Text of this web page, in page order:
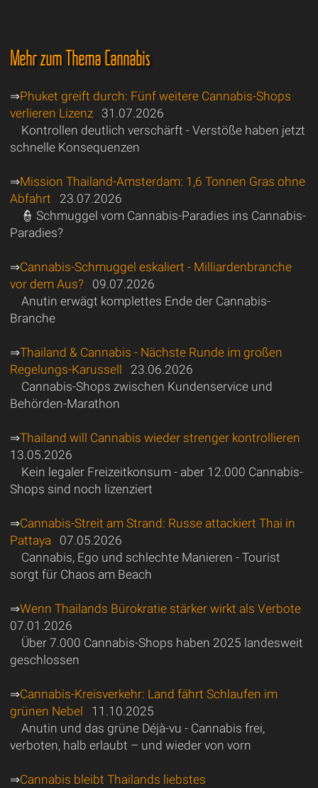
Mehr zum Thema Cannabis
⇒Phuket greift durch: Fünf weitere Cannabis-Shops
verlieren Lizenz31.07.2026
Kontrollen deutlich verschärft - Verstöße haben jetzt
schnelle Konsequenzen
⇒Mission Thailand-Amsterdam: 1,6 Tonnen Gras ohne
Abfahrt 23.07.2026
👮 Schmuggel vom Cannabis-Paradies ins Cannabis-
Paradies?
⇒Cannabis-Schmuggel eskaliert - Milliardenbranche
vor dem Aus? 09.07.2026
Anutin erwägt komplettes Ende der Cannabis-
Branche
⇒Thailand & Cannabis - Nächste Runde im großen
Regelungs-Karussell
23.06.2026
Cannabis-Shops zwischen Kundenservice und
Behörden-Marathon
⇒Thailand will Cannabis wieder strenger kontrollieren
13.05.2026
Kein legaler Freizeitkonsum - aber 12.000 Cannabis-
Shops sind noch lizenziert
⇒Cannabis-Streit am Strand: Russe attackiert Thai in
Pattaya 07.05.2026
Cannabis, Ego und schlechte Manieren - Tourist
sorgt für Chaos am Beach
⇒Wenn Thailands Bürokratie stärker wirkt als Verbote
07.01.2026
Über 7.000 Cannabis-Shops haben 2025 landesweit
geschlossen
⇒Cannabis-Kreisverkehr: Land fährt Schlaufen im
grünen Nebel
11.10.2025
Anutin und das grüne Déjà-vu - Cannabis frei,
verboten, halb erlaubt – und wieder von vorn
⇒Cannabis bleibt Thailands liebstes